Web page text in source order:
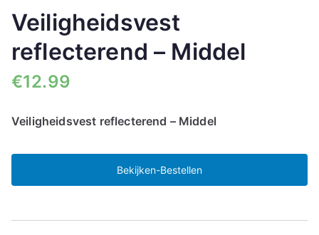
Veiligheidsvest
reflecterend – Middel
€12.99
Veiligheidsvest reflecterend – Middel
Bekijken-Bestellen